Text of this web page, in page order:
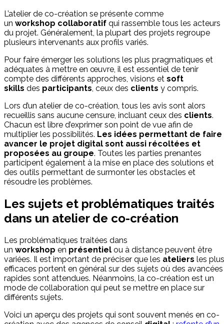
L’atelier de co-création se présente comme
un workshop collaboratif qui rassemble tous les acteurs
du projet. Généralement, la plupart des projets regroupe
plusieurs intervenants aux profils variés.
Pour faire émerger les solutions les plus pragmatiques et
adéquates à mettre en œuvre, il est essentiel de tenir
compte des différents approches, visions et soft
skills des participants, ceux des clients y compris.
Lors d’un atelier de co-création, tous les avis sont alors
recueillis sans aucune censure, incluant ceux des clients.
Chacun est libre d’exprimer son point de vue afin de
multiplier les possibilités. Les idées permettant de faire
avancer le projet digital sont aussi récoltées et
proposées au groupe. Toutes les parties prenantes
participent également à la mise en place des solutions et
des outils permettant de surmonter les obstacles et
résoudre les problèmes.
Les sujets et problématiques traités
dans un atelier de co-création
Les problématiques traitées dans
un workshop en présentiel ou à distance peuvent être
variées. Il est important de préciser que les ateliers les plus
efficaces portent en général sur des sujets où des avancées
rapides sont attendues. Néanmoins, la co-création est un
mode de collaboration qui peut se mettre en place sur
différents sujets.
Voici un aperçu des projets qui sont souvent menés en co-